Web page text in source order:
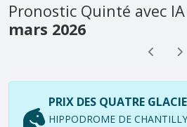
Pronostic Quinté avec
mars 2026
PRIX DES QUATRE
HIPPODROME DE